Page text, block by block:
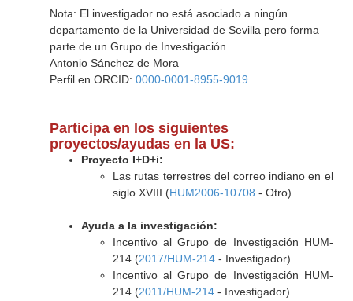
Nota: El investigador no está asociado a ningún
departamento de la Universidad de Sevilla pero forma
parte de un Grupo de Investigación.
Antonio Sánchez de Mora
Perfil en ORCID: 0000-0001-8955-9019
Participa en los siguientes
proyectos/ayudas en la US:
Proyecto I+D+i:
Las rutas terrestres del correo indiano en el
siglo XVIII (HUM2006-10708 - Otro)
Ayuda a la investigación:
Incentivo al Grupo de Investigación HUM-
214 (2017/HUM-214- Investigador)
Incentivo al Grupo de Investigación HUM-
214 (2011/HUM-214- Investigador)